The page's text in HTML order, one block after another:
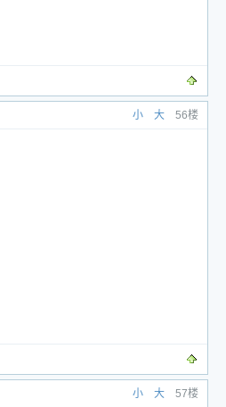
小 大 56楼
小 大 57楼